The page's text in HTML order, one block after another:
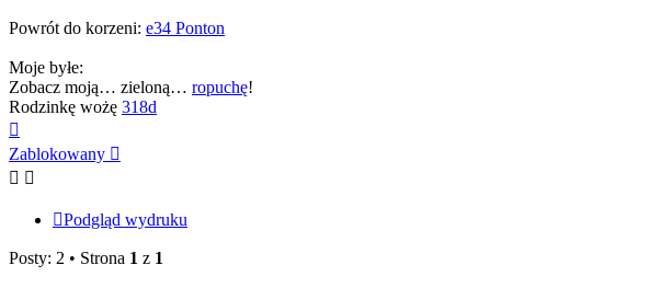
Powrót do korzeni: e34 Ponton
Moje byłe:
Zobacz moją… zieloną… ropuchę!
Rodzinkę wożę 318d
górę
Zablokowany
Podgląd wydruku
Posty: 2 • Strona 1 z 1